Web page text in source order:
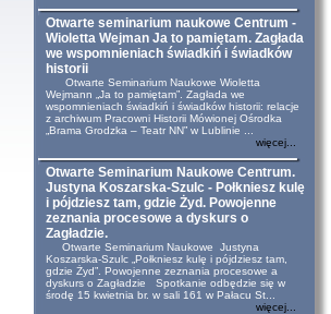
Otwarte seminarium naukowe Centrum -
Wioletta Wejman Ja to pamiętam. Zagłada
we wspomnieniach świadkiń i świadków
historii
Otwarte Seminarium Naukowe Wioletta
Wejmann „Ja to pamiętam”. Zagłada we
wspomnieniach świadkiń i świadków historii: relacje
z archiwum Pracowni Historii Mówionej Ośrodka
„Brama Grodzka – Teatr NN” w Lublinie ...
więcej...
Otwarte Seminarium Naukowe Centrum.
Justyna Koszarska-Szulc - Połkniesz kulę
i pójdziesz tam, gdzie Żyd. Powojenne
zeznania procesowe a dyskurs o
Zagładzie.
Otwarte Seminarium Naukowe Justyna
Koszarska-Szulc „Połkniesz kulę i pójdziesz tam,
gdzie Żyd”. Powojenne zeznania procesowe a
dyskurs o Zagładzie Spotkanie odbędzie się w
środę 15 kwietnia br. w sali 161 w Pałacu St...
więcej...